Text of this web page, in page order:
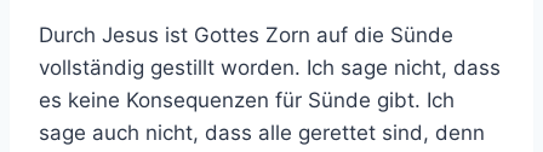
Durch Jesus ist Gottes Zorn auf die Sünde
vollständig gestillt worden. Ich sage nicht, dass
es keine Konsequenzen für Sünde gibt. Ich
sage auch nicht, dass alle gerettet sind, denn